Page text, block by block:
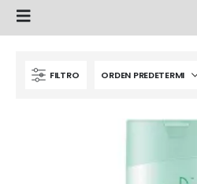
FILTRO